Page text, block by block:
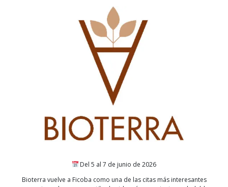
Del 5 al 7 de junio de 2026
Bioterra vuelve a Ficoba como una de las citas más interesantes